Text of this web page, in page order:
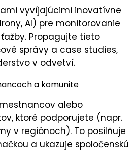
vyvíjajúcimi inovatívne
AI) pre monitorovanie
Propagujte tieto
správy a case studies,
v odvetví.
a komunite
alebo
ktoré podporujete (napr.
v regiónoch). To posilňuje
a ukazuje spoločenskú